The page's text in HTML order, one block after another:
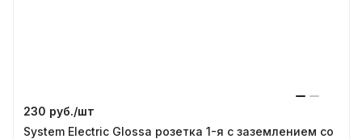
230 руб./шт
System Electric Glossa розетка 1-я с заземлением со